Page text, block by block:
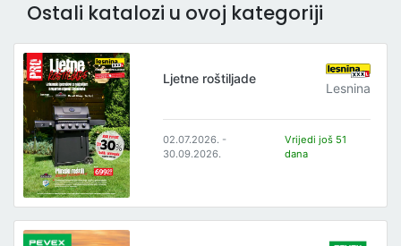
Ostali katalozi u ovoj kategoriji
Ljetne roštiljade
Lesnina
02.07.2026. -
30.09.2026.
Vrijedi još 51
dana